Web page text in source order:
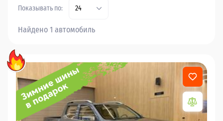
Показывать по: 24
Найдено 1 автомобиль